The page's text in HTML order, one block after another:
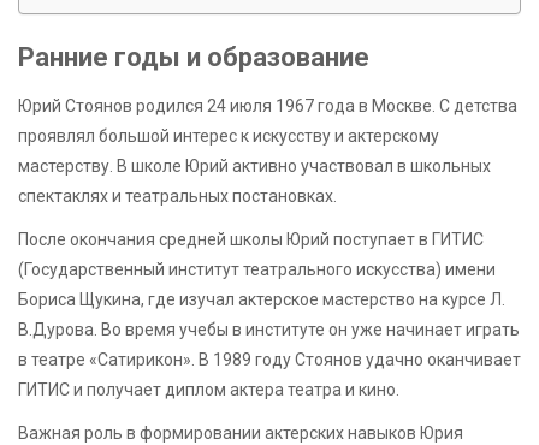
Ранние годы и образование
Юрий Стоянов родился 24 июля 1967 года в Москве. С детства
проявлял большой интерес к искусству и актерскому
мастерству. В школе Юрий активно участвовал в школьных
спектаклях и театральных постановках.
После окончания средней школы Юрий поступает в ГИТИС
(Государственный институт театрального искусства) имени
Бориса Щукина, где изучал актерское мастерство на курсе Л.
В.Дурова. Во время учебы в институте он уже начинает играть
в театре «Сатирикон». В 1989 году Стоянов удачно оканчивает
ГИТИС и получает диплом актера театра и кино.
Важная роль в формировании актерских навыков Юрия